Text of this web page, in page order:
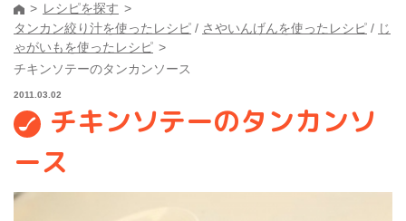
レシピを探す
タンカン絞り汁を使ったレシピ / さやいんげんを使ったレシピ / じ
ゃがいもを使ったレシピ
チキンソテーのタンカンソース
2011.03.02
チキンソテーのタンカンソ
ース